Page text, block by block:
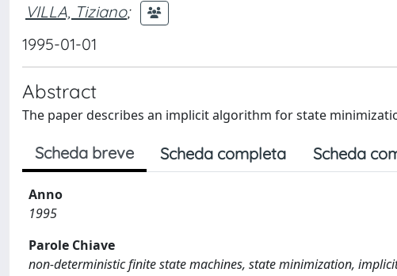
VILLA, Tiziano;
1995-01-01
Abstract
The paper describes an implicit algorithm for state
Scheda breve Scheda completa Scheda
Anno
1995
Parole Chiave
non-deterministic finite state machines, state minimization,